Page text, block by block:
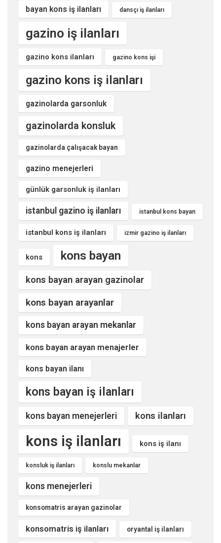
bayan kons iş ilanları dansçı iş ilanları
gazino iş ilanları
gazino kons ilanları gazino kons işi
gazino kons iş ilanları
gazinolarda garsonluk
gazinolarda konsluk
gazinolarda çalışacak bayan
gazino menejerleri
günlük garsonluk iş ilanları
istanbul gazino iş ilanları istanbul kons bayan
istanbul kons iş ilanları izmir gazino iş ilanları
kons kons bayan
kons bayan arayan gazinolar
kons bayan arayanlar
kons bayan arayan mekanlar
kons bayan arayan menajerler
kons bayan ilanı
kons bayan iş ilanları
kons bayan menejerleri kons ilanları
kons iş ilanları kons iş ilanı
konsluk iş ilanları konslu mekanlar
kons menejerleri
konsomatris arayan gazinolar
konsomatris iş ilanları oryantal iş ilanları